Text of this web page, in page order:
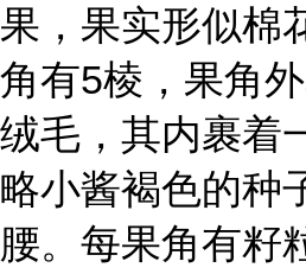
果，果实形似棉
角有5棱，果角
绒毛，其内裹着
略小酱褐色的种
腰。每果角有籽